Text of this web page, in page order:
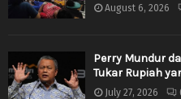
August 6, 2026
Perry Mundur
Tukar Rupiah
July 27, 2026